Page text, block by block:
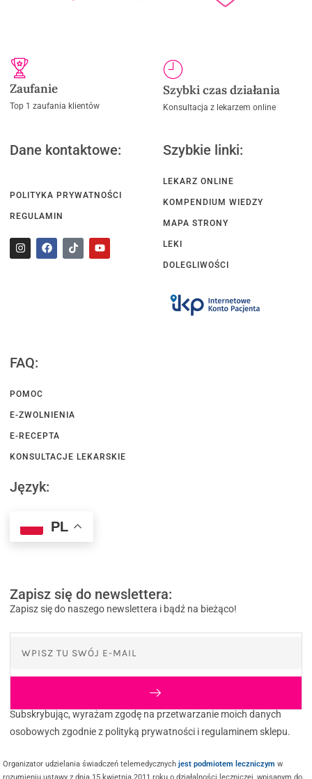
Zaufanie
Top 1 zaufania klientów
Szybki czas działania
Konsultacja z lekarzem online
Dane kontaktowe:
POLITYKA PRYWATNOŚCI
REGULAMIN
Szybkie linki:
LEKARZ ONLINE
KOMPENDIUM WIEDZY
MAPA STRONY
LEKI
DOLEGLIWOŚCI
FAQ:
POMOC
E-ZWOLNIENIA
E-RECEPTA
KONSULTACJE LEKARSKIE
Język:
PL
Zapisz się do newslettera:
Zapisz się do naszego newslettera i bądź na bieżąco!
Subskrybując, wyrażam zgodę na przetwarzanie moich danych
osobowych zgodnie z polityką prywatności i regulaminem sklepu.
Organizator udzielania świadczeń telemedycznychjest podmiotem leczniczym w